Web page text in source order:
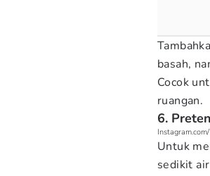
basah,
Cocok
ruangan.
6.
Untuk
sedikit